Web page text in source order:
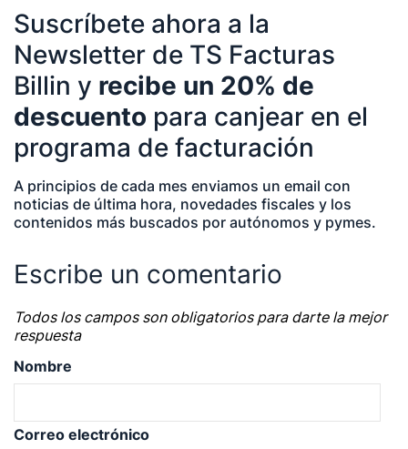
Temáticas de especialización
negocios | startups | contabilidad| fiscalidad |
empresas| asesorías| autonomos | emprendedores
| pequeños negocios | economía | ADE | pymes |
desarrollo de negocio
Suscríbete ahora a la
Newsletter de TS Facturas
Billin y recibe un 20% de
descuento para canjear en el
programa de facturación
A principios de cada mes enviamos un email con
noticias de última hora, novedades fiscales y los
contenidos más buscados por autónomos y pymes.
Escribe un comentario
Todos los campos son obligatorios para darte la mejor
respuesta
Nombre
Correo electrónico